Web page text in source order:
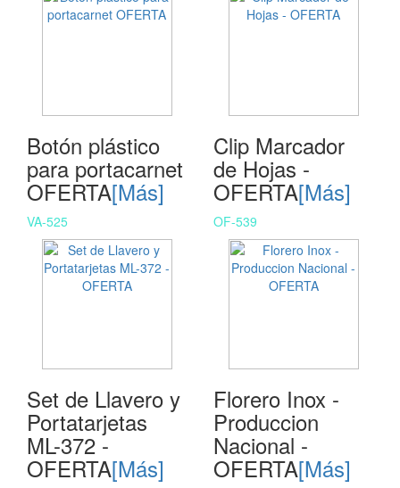
Botón plástico
para portacarnet
OFERTA[Más]
VA-525
Clip Marcador
de Hojas -
OFERTA[Más]
OF-539
Set de Llavero y
Portatarjetas
ML-372 -
OFERTA[Más]
Florero Inox -
Produccion
Nacional -
OFERTA[Más]